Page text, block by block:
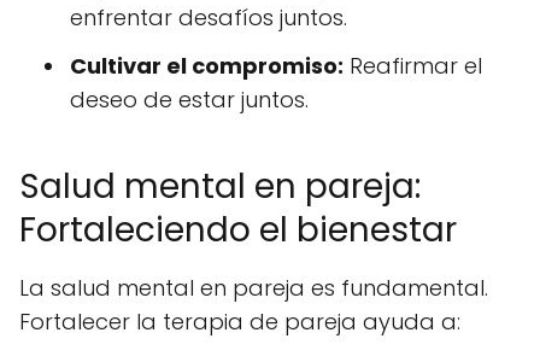
enfrentar desafíos juntos.
Cultivar el compromiso: Reafirmar el
deseo de estar juntos.
Salud mental en pareja:
Fortaleciendo el bienestar
La salud mental en pareja es fundamental.
Fortalecer la terapia de pareja ayuda a: